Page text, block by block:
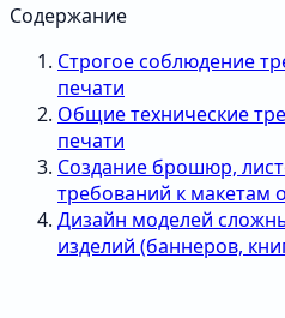
Содержание
Строгое соблюдение
печати
Общие технические
печати
Создание брошюр,
требований к макетам
Дизайн моделей
изделий (баннеров,